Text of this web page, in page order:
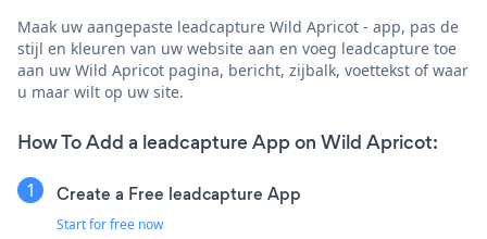
Maak uw aangepaste leadcapture Wild Apricot - app, pas de
stijl en kleuren van uw website aan en voeg leadcapture toe
aan uw Wild Apricot pagina, bericht, zijbalk, voettekst of waar
u maar wilt op uw site.
How To Add a leadcapture App on Wild Apricot:
Create a Free leadcapture App
Start for free now